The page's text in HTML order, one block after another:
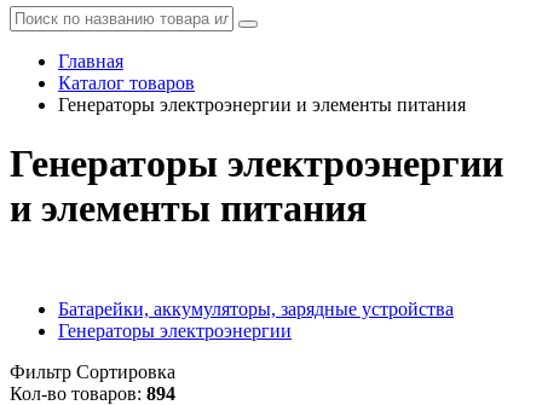
Главная
Каталог товаров
Генераторы электроэнергии и элементы питания
Генераторы электроэнергии
и элементы питания
Батарейки, аккумуляторы, зарядные устройства
Генераторы электроэнергии
Фильтр Сортировка
Кол-во товаров: 894